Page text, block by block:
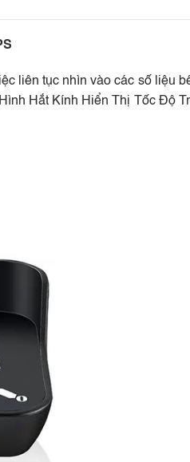
liên tục nhìn vào các số liệu
Hắt Kính Hiển Thị Tốc Độ